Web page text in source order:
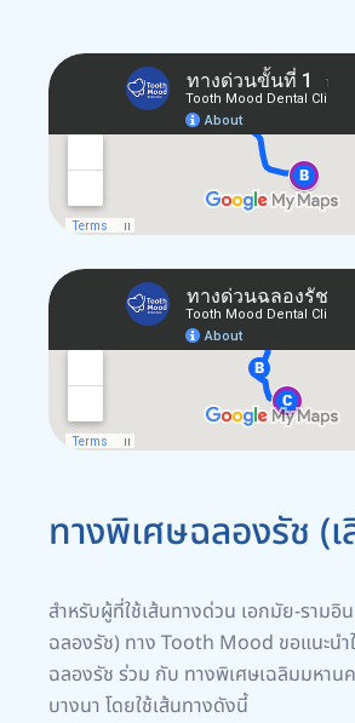
ทางพิเศษฉลองรัช (
สำหรับผู้ที่ใช้เส้นทางด่วน เอกมัย-รามอิ
ฉลองรัช) ทาง Tooth Mood ขอแนะนำ
ฉลองรัช ร่วม กับ ทางพิเศษเฉลิมมหาน
บางนา โดยใช้เส้นทางดังนี้